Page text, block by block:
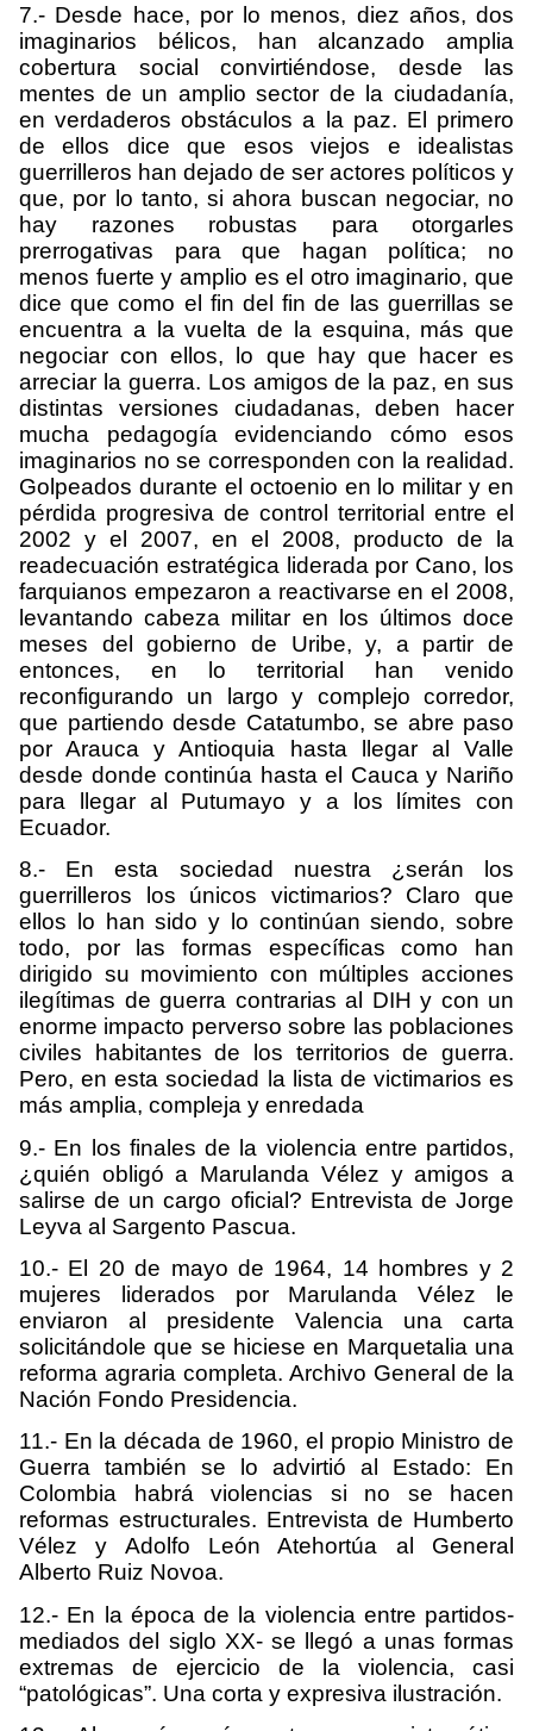
7.- Desde hace, por lo menos, diez años, dos
imaginarios bélicos, han alcanzado amplia
cobertura social convirtiéndose, desde las
mentes de un amplio sector de la ciudadanía,
en verdaderos obstáculos a la paz. El primero
de ellos dice que esos viejos e idealistas
guerrilleros han dejado de ser actores políticos y
que, por lo tanto, si ahora buscan negociar, no
hay razones robustas para otorgarles
prerrogativas para que hagan política; no
menos fuerte y amplio es el otro imaginario, que
dice que como el fin del fin de las guerrillas se
encuentra a la vuelta de la esquina, más que
negociar con ellos, lo que hay que hacer es
arreciar la guerra. Los amigos de la paz, en sus
distintas versiones ciudadanas, deben hacer
mucha pedagogía evidenciando cómo esos
imaginarios no se corresponden con la realidad.
Golpeados durante el octoenio en lo militar y en
pérdida progresiva de control territorial entre el
2002 y el 2007, en el 2008, producto de la
readecuación estratégica liderada por Cano, los
farquianos empezaron a reactivarse en el 2008,
levantando cabeza militar en los últimos doce
meses del gobierno de Uribe, y, a partir de
entonces, en lo territorial han venido
reconfigurando un largo y complejo corredor,
que partiendo desde Catatumbo, se abre paso
por Arauca y Antioquia hasta llegar al Valle
desde donde continúa hasta el Cauca y Nariño
para llegar al Putumayo y a los límites con
Ecuador.
8.- En esta sociedad nuestra ¿serán los
guerrilleros los únicos victimarios? Claro que
ellos lo han sido y lo continúan siendo, sobre
todo, por las formas específicas como han
dirigido su movimiento con múltiples acciones
ilegítimas de guerra contrarias al DIH y con un
enorme impacto perverso sobre las poblaciones
civiles habitantes de los territorios de guerra.
Pero, en esta sociedad la lista de victimarios es
más amplia, compleja y enredada
9.- En los finales de la violencia entre partidos,
¿quién obligó a Marulanda Vélez y amigos a
salirse de un cargo oficial? Entrevista de Jorge
Leyva al Sargento Pascua.
10.- El 20 de mayo de 1964, 14 hombres y 2
mujeres liderados por Marulanda Vélez le
enviaron al presidente Valencia una carta
solicitándole que se hiciese en Marquetalia una
reforma agraria completa. Archivo General de la
Nación Fondo Presidencia.
11.- En la década de 1960, el propio Ministro de
Guerra también se lo advirtió al Estado: En
Colombia habrá violencias si no se hacen
reformas estructurales. Entrevista de Humberto
Vélez y Adolfo León Atehortúa al General
Alberto Ruiz Novoa.
12.- En la época de la violencia entre partidos-
mediados del siglo XX- se llegó a unas formas
extremas de ejercicio de la violencia, casi
“patológicas”. Una corta y expresiva ilustración.